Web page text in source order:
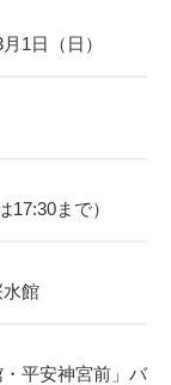
1日（日）
17:30まで）
館
平安神宮前」バ